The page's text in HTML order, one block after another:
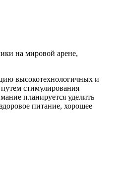
на мировой арене,
высокотехнологичных и
стимулирования
планируется уделить
питание, хорошее